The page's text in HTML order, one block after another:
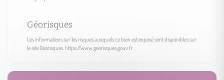
Géorisques
Les informations sur les risques auxquels ce bien est exposé sont disponibles sur
le site Géorisques.https://www.georisques.gouv.fr